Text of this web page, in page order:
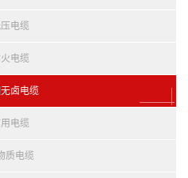
电缆
电缆
卤电缆
电缆
质电缆